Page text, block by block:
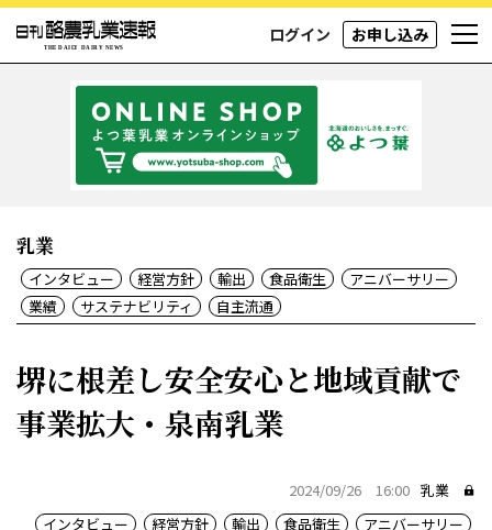
ログイン お申し込み
乳業
インタビュー 経営方針 輸出 食品衛生
アニバーサリー
業績
サステナビリティ 自主流通
堺に根差し安全安心と地域貢献で
事業拡大・泉南乳業
2024/09/26 16:00 乳業
インタビュー
経営方針 輸出 食品衛生
アニバーサリー